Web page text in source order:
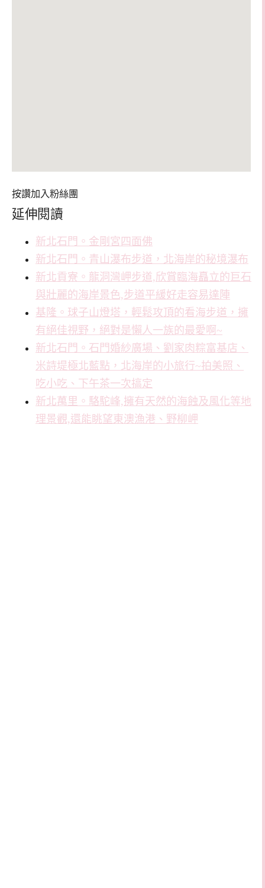
按讚加入粉絲團
延伸閱讀
新北石門。金剛宮四面佛
新北石門。青山瀑布步道，北海岸的秘境瀑布
新北貢寮。龍洞灣岬步道,欣賞臨海矗立的巨石
與壯麗的海岸景色,步道平緩好走容易達陣
基隆。球子山燈塔，輕鬆攻頂的看海步道，擁
有絕佳視野，絕對是懶人一族的最愛啊~
新北石門。石門婚紗廣場、劉家肉粽富基店、
米詩堤極北藍點，北海岸的小旅行~拍美照、
吃小吃、下午茶一次搞定
新北萬里。駱駝峰,擁有天然的海蝕及風化等地
理景觀,還能眺望東澳漁港、野柳岬